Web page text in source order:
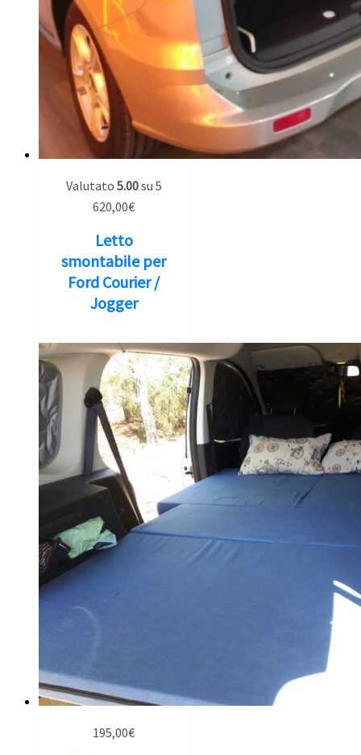
Valutato 5.00su 5
620,00€
Letto
smontabile per
Ford Courier /
Jogger
195,00€